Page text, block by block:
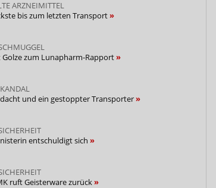
ARZNEIMITTEL
bis zum letzten Transport
zum Lunapharm-Rapport
und ein gestoppter Transporter
entschuldigt sich
ruft Geisterware zurück